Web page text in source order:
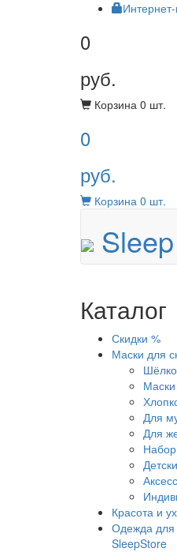
0
руб.
Корзина 0 шт.
0
руб.
Корзина 0 шт.
Каталог
Скидки %
Маски для
Для
Для
Красота и
Одежда для
SleepStore